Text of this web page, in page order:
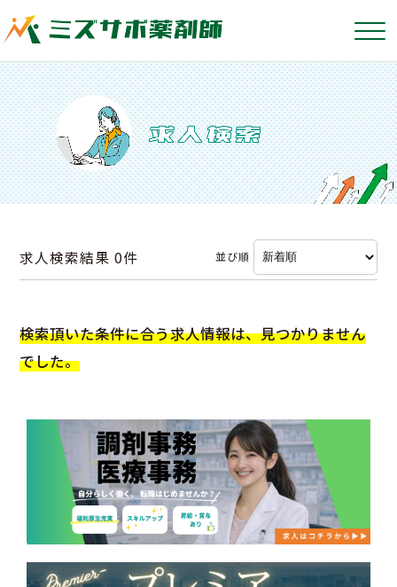
求人検索結果0件 並び順
検索頂いた条件に合う求人情報は、見つかりません
でした。